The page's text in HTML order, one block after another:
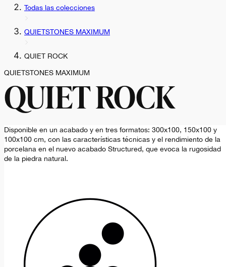
Todas las colecciones
QUIETSTONES MAXIMUM
QUIET ROCK
QUIETSTONES MAXIMUM
QUIET ROCK
Disponible en un acabado y en tres formatos: 300x100, 150x100 y
100x100 cm, con las características técnicas y el rendimiento de la
porcelana en el nuevo acabado Structured, que evoca la rugosidad
de la piedra natural.